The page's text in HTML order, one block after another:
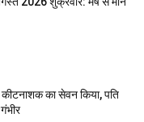
का सेवन किया, पति